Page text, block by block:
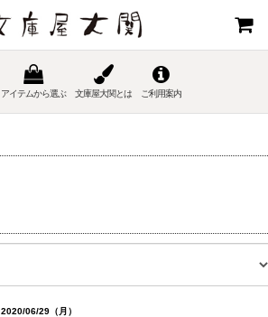
アイテムから選ぶ 文庫屋大関とは ご利用案内
2020/06/29（月）